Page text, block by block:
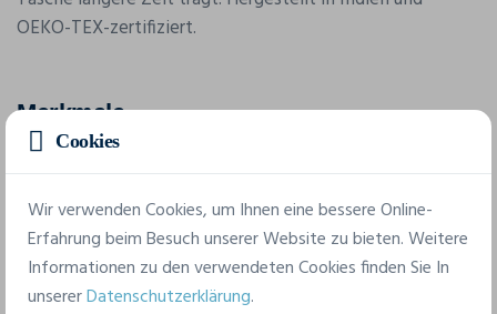
OEKO-TEX-zertifiziert.
Merkmale
4Do
Referenz
120673
Cookies
Wir verwenden Cookies, um Ihnen eine bessere Online-
Erfahrung beim Besuch unserer Website zu bieten. Weitere
Informationen zu den verwendeten Cookies finden Sie In
unsererDatenschutzerklärung.